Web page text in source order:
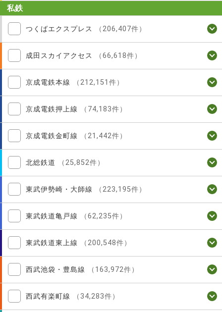
私鉄
つくばエクスプレス （206,407件）
成田スカイアクセス （66,618件）
京成電鉄本線 （212,151件）
京成電鉄押上線 （74,183件）
京成電鉄金町線 （21,442件）
北総鉄道 （25,852件）
東武伊勢崎・大師線 （223,195件）
東武鉄道亀戸線 （62,235件）
東武鉄道東上線 （200,548件）
西武池袋・豊島線 （163,972件）
西武有楽町線 （34,283件）